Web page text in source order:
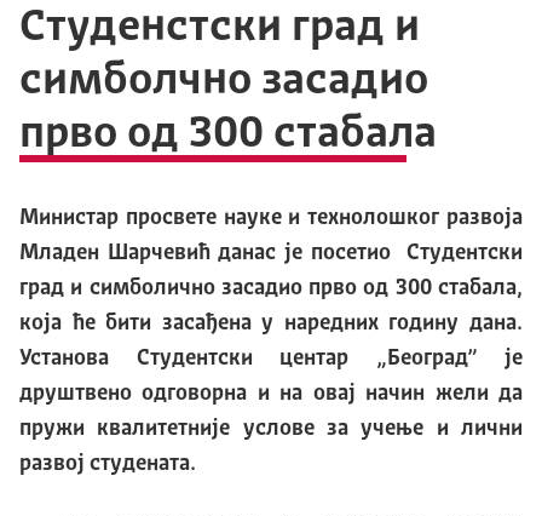
Студенстски град и
симболчно засадио
прво од 300 стабала
Министар просвете науке и технолошког развоја
Младен Шарчевић данас је посетио Студентски
град и симболично засадио прво од 300 стабала,
која ће бити засађена у наредних годину дана.
Установа Студентски центар „Београд” је
друштвено одговорна и на овај начин жели да
пружи квалитетније услове за учење и лични
развој студената.